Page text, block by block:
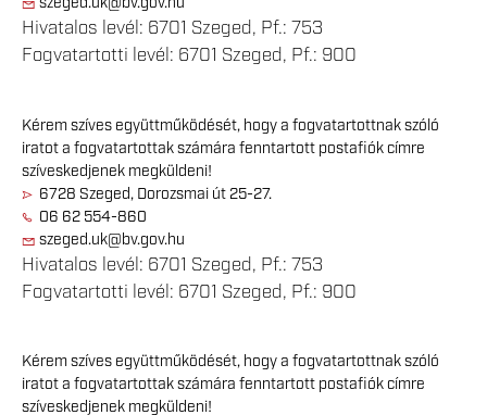
Hivatalos levél: 6701 Szeged, Pf.: 753
Fogvatartotti levél: 6701 Szeged, Pf.: 900
Kérem szíves együttműködését, hogy a fogvatartottnak szóló
iratot a fogvatartottak számára fenntartott postafiók címre
szíveskedjenek megküldeni!
6728 Szeged, Dorozsmai út 25-27.
06 62 554-860
szeged.uk@bv.gov.hu
Hivatalos levél: 6701 Szeged, Pf.: 753
Fogvatartotti levél: 6701 Szeged, Pf.: 900
Kérem szíves együttműködését, hogy a fogvatartottnak szóló
iratot a fogvatartottak számára fenntartott postafiók címre
szíveskedjenek megküldeni!